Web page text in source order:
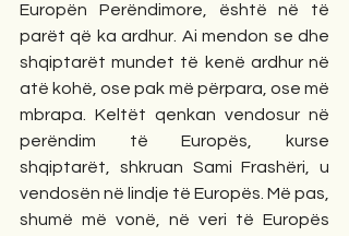
Europën Perëndimore, është në të
parët që ka ardhur. Ai mendon se dhe
shqiptarët mundet të kenë ardhur në
atë kohë, ose pak më përpara, ose më
mbrapa. Keltët qenkan vendosur në
perëndim të Europës, kurse
shqiptarët, shkruan Sami Frashëri, u
vendosën në lindje të Europës. Më pas,
shumë më vonë, në veri të Europës